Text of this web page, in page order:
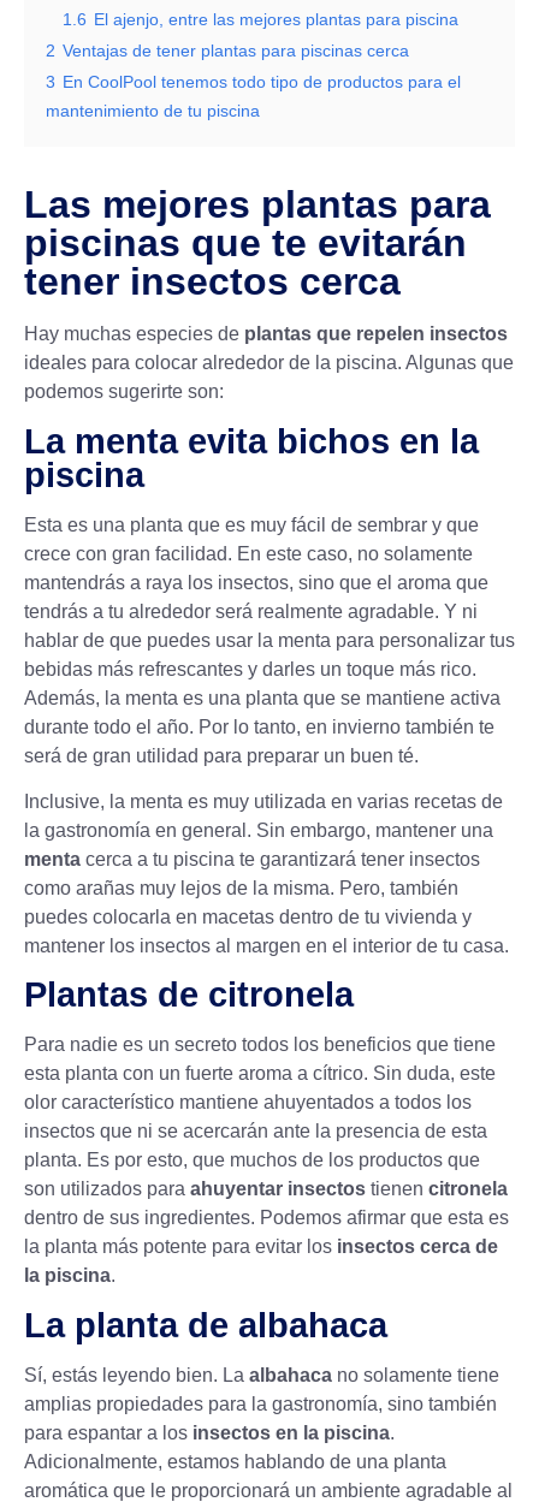
1.6 El ajenjo, entre las mejores plantas para piscina
2 Ventajas de tener plantas para piscinas cerca
3 En CoolPool tenemos todo tipo de productos para el
mantenimiento de tu piscina
Las mejores plantas para
piscinas que te evitarán
tener insectos cerca
Hay muchas especies de plantas que repelen insectos
ideales para colocar alrededor de la piscina. Algunas que
podemos sugerirte son:
La menta evita bichos en la
piscina
Esta es una planta que es muy fácil de sembrar y que
crece con gran facilidad. En este caso, no solamente
mantendrás a raya los insectos, sino que el aroma que
tendrás a tu alrededor será realmente agradable. Y ni
hablar de que puedes usar la menta para personalizar tus
bebidas más refrescantes y darles un toque más rico.
Además, la menta es una planta que se mantiene activa
durante todo el año. Por lo tanto, en invierno también te
será de gran utilidad para preparar un buen té.
Inclusive, la menta es muy utilizada en varias recetas de
la gastronomía en general. Sin embargo, mantener una
menta cerca a tu piscina te garantizará tener insectos
como arañas muy lejos de la misma. Pero, también
puedes colocarla en macetas dentro de tu vivienda y
mantener los insectos al margen en el interior de tu casa.
Plantas de citronela
Para nadie es un secreto todos los beneficios que tiene
esta planta con un fuerte aroma a cítrico. Sin duda, este
olor característico mantiene ahuyentados a todos los
insectos que ni se acercarán ante la presencia de esta
planta. Es por esto, que muchos de los productos que
son utilizados para ahuyentar insectos tienen citronela
dentro de sus ingredientes. Podemos afirmar que esta es
la planta más potente para evitar los insectos cerca de
la piscina.
La planta de albahaca
Sí, estás leyendo bien. La albahaca no solamente tiene
amplias propiedades para la gastronomía, sino también
para espantar a los insectos en la piscina.
Adicionalmente, estamos hablando de una planta
aromática que le proporcionará un ambiente agradable al